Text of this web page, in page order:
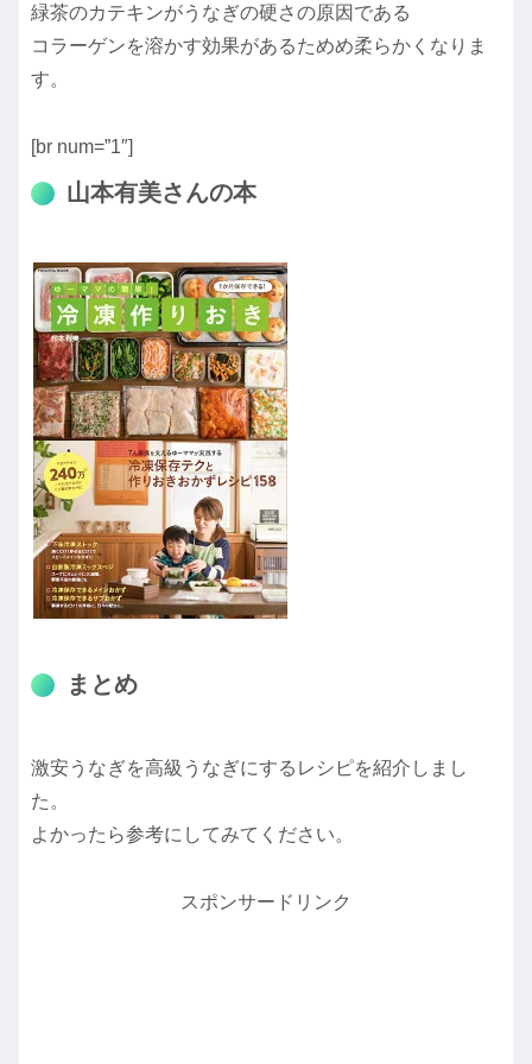
緑茶のカテキンがうなぎの硬さの原因である
コラーゲンを溶かす効果があるためめ柔らかくなりま
す。
[br num=”1″]
山本有美さんの本
まとめ
激安うなぎを高級うなぎにするレシピを紹介しまし
た。
よかったら参考にしてみてください。
スポンサードリンク